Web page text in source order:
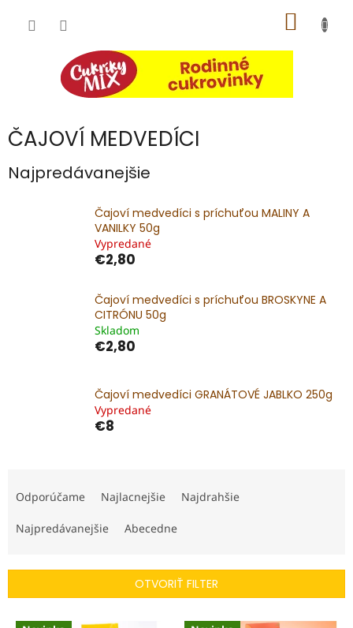
ČAJOVÍ MEDVEDÍCI
Najpredávanejšie
Čajoví medvedíci s príchuťou MALINY A
VANILKY 50g
Vypredané
€2,80
Čajoví medvedíci s príchuťou BROSKYNE A
CITRÓNU 50g
Skladom
€2,80
Čajoví medvedíci GRANÁTOVÉ JABLKO 250g
Vypredané
€8
a
e
i
p
Odporúčame Najlacnejšie Najdrahšie
Najpredávanejšie Abecedne
OTVORIŤ FILTER
V